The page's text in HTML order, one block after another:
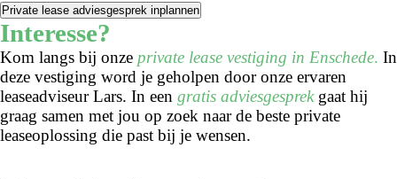
Private lease adviesgesprek inplannen
Interesse?
Kom langs bij onze private lease vestiging in Enschede. In
deze vestiging word je geholpen door onze ervaren
leaseadviseur Lars. In een gratis adviesgesprekgaat hij
graag samen met jou op zoek naar de beste private
leaseoplossing die past bij je wensen.